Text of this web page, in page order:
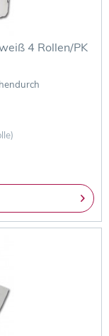
4 Rollen/PK